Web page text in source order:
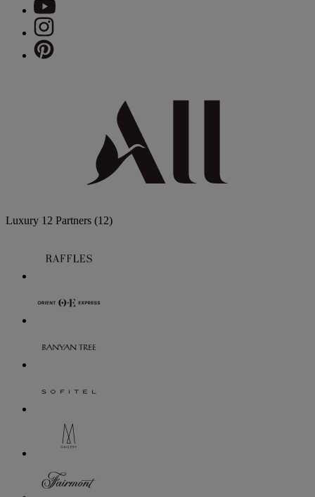
Luxury 12 Partners (12)